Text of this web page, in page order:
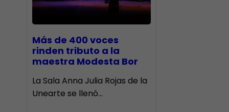
Más de 400 voces
rinden tributo a la
maestra Modesta Bor
​La Sala Anna Julia Rojas de la
Unearte se llenó…